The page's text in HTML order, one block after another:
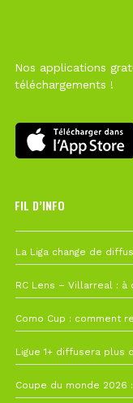
Nos applications
téléchargements !
FIL D’INFO